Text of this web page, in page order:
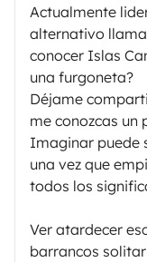
Actualmente
alternativo
conocer Islas
una furgoneta?
Déjame
me conozcas un
Imaginar puede
una vez que
todos los
Ver atardecer
barrancos